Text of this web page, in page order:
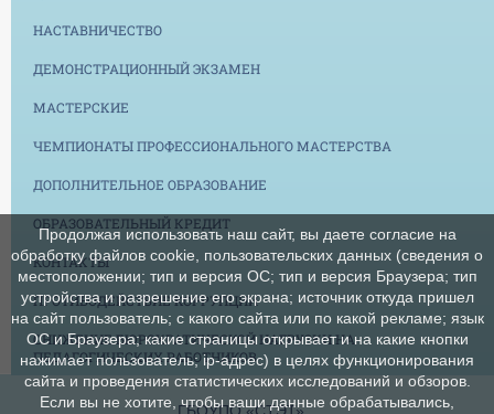
НАСТАВНИЧЕСТВО
ДЕМОНСТРАЦИОННЫЙ ЭКЗАМЕН
МАСТЕРСКИЕ
ЧЕМПИОНАТЫ ПРОФЕССИОНАЛЬНОГО МАСТЕРСТВА
ДОПОЛНИТЕЛЬНОЕ ОБРАЗОВАНИЕ
ОБРАЗОВАТЕЛЬНЫЙ КРЕДИТ
КОНТАКТЫ
ПРОТИВОДЕЙСТВИЕ КОРРУПЦИИ
СНИЖЕНИЕ БЮРОКРАТИЧЕСКОЙ НАГРУЗКИ НА
ПЕДАГОГИЧЕСКИХ РАБОТНИКОВ
Продолжая использовать наш сайт, вы даете согласие на
обработку файлов cookie, пользовательских данных (сведения о
местоположении; тип и версия ОС; тип и версия Браузера; тип
устройства и разрешение его экрана; источник откуда пришел
на сайт пользователь; с какого сайта или по какой рекламе; язык
ОС и Браузера; какие страницы открывает и на какие кнопки
нажимает пользователь; ip-адрес) в целях функционирования
сайта и проведения статистических исследований и обзоров.
Если вы не хотите, чтобы ваши данные обрабатывались,